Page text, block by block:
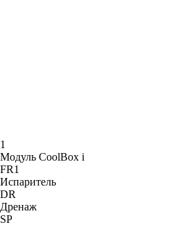
1
Модуль CoolBox i
FR1
Испаритель
DR
Дренаж
SP